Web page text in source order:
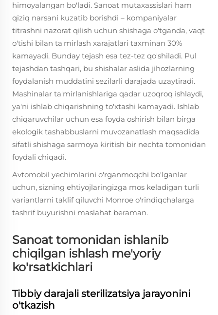
himoyalangan bo'ladi. Sanoat mutaxassislari ham
qiziq narsani kuzatib borishdi – kompaniyalar
titrashni nazorat qilish uchun shishaga o'tganda, vaqt
o'tishi bilan ta'mirlash xarajatlari taxminan 30%
kamayadi. Bunday tejash esa tez-tez qo'shiladi. Pul
tejashdan tashqari, bu shishalar aslida jihozlarning
foydalanish muddatini sezilarli darajada uzaytiradi.
Mashinalar ta'mirlanishlariga qadar uzoqroq ishlaydi,
ya'ni ishlab chiqarishning to'xtashi kamayadi. Ishlab
chiqaruvchilar uchun esa foyda oshirish bilan birga
ekologik tashabbuslarni muvozanatlash maqsadida
sifatli shishaga sarmoya kiritish bir nechta tomonidan
foydali chiqadi.
Avtomobil yechimlarini o'rganmoqchi bo'lganlar
uchun, sizning ehtiyojlaringizga mos keladigan turli
variantlarni taklif qiluvchi Monroe o'rindiqchalarga
tashrif buyurishni maslahat beraman.
Sanoat tomonidan ishlanib
chiqilgan ishlash me'yoriy
ko'rsatkichlari
Tibbiy darajali sterilizatsiya jarayonini
o'tkazish